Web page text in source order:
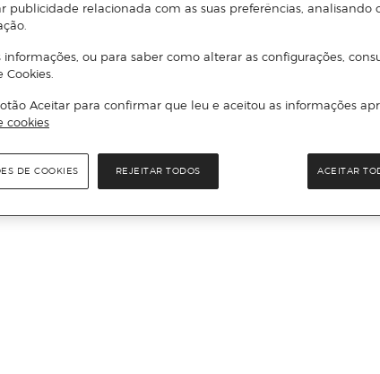
publicidade relacionada com as suas preferências, analisando
informações, ou para saber como alterar as configurações,
Cookies.
Aceitar para confirmar que leu e aceitou as informações
cookies
REJEITAR TODOS ACEITAR
DE COOKIES